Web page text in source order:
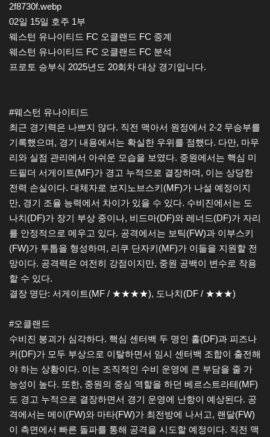
02일 15일 호주 1부
웨스턴 유나이티드 FC 오클랜드 FC 중계
웨스턴 유나이티드 FC 오클랜드 FC 분석
프로토 승부식 2025년도 20회차 대상 경기입니다.
#웨스턴 유나이티드
최근 경기력은 나쁘지 않다. 직전 맥아서 원정에서 2-2 무승부를
기록했으며, 경기 내용에서는 확실한 우위를 점했다. 다만, 마무
리와 실점 관리에서 아쉬운 모습을 보였다. 중원에서는 핵심 미
드필더 서게이트(MF)가 경고 누적으로 결장하며, 이는 상당한
전력 손실이다. 대체자로 보지노브스키(MF)가 나설 예정이지
만, 경기 조율 능력에서 차이가 있을 수 있다. 수비진에서는 도
나치(DF)가 장기 부상 중이나, 비드마(DF)와 레너드(DF)가 자리
를 안정적으로 메우고 있다. 공격에서는 보틱(FW)과 이부스키
(FW)가 투톱을 형성하며, 리쿠 단자키(MF)가 이들을 지원할 전
망이다. 공격력은 여전히 강점이지만, 중원 공백이 변수로 작용
할 수 있다.
결장 명단: 서게이트(MF / ★★★★), 도나치(DF / ★★★)
#오클랜드
수비진 붕괴가 심각하다. 핵심 센터백 두 명인 홀(DF)과 피즈나
커(DF)가 모두 부상으로 이탈하면서 임시 센터백 조합이 출전해
야 하는 상황이다. 이는 조직적인 수비 운영에 큰 부담을 줄 가
능성이 높다. 또한, 중원의 중심 역할을 하던 베르스트라테(MF)
도 경고 누적으로 결장하면서 경기 운영에 난항이 예상된다. 공
격에서는 메이(FW)와 마타(FW)가 최전방에 나서고, 랜달(FW)
이 측면에서 빠른 돌파를 통해 공격을 시도할 예정이다. 직전 맥